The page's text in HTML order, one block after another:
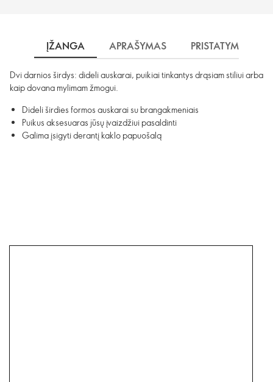
ĮŽANGA APRAŠYMAS PRISTATYMAS
Dvi darnios širdys: dideli auskarai, puikiai tinkantys drąsiam stiliui arba
kaip dovana mylimam žmogui.
Dideli širdies formos auskarai su brangakmeniais
Puikus aksesuaras jūsų įvaizdžiui pasaldinti
Galima įsigyti derantį kaklo papuošalą